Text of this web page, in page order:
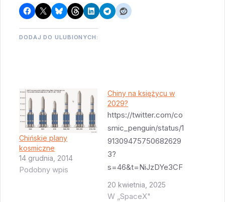
DODAJ DO ULUBIONYCH:
Chińskie plany
kosmiczne
14 grudnia, 2014
Podobny wpis
Chiny na księżycu w
2029?
https://twitter.com/co
smic_penguin/status/1
91309475750682629
3?
s=46&t=NiJzDYe3CF
sI9bz5DJBjOg To
raczej dość ambitny
20 kwietnia, 2025
W „SpaceX"